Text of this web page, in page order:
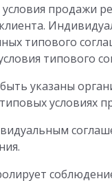
продажи
типового
типового
указаны
условиях